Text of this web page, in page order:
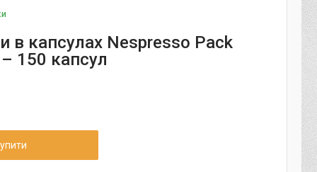
в капсулах Nespresso Pack
150 капсул